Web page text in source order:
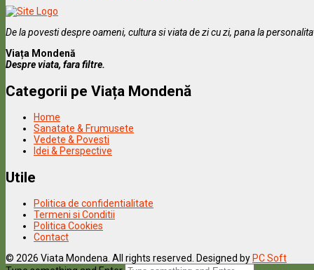
De la povesti despre oameni, cultura si viata de zi cu zi, pana la
Viața Mondenă
Despre viata, fara filtre.
Categorii pe Viața Mondenă
Home
Sanatate & Frumusete
Vedete & Povesti
Idei & Perspective
Utile
Politica de confidentialitate
Termeni si Conditii
Politica Cookies
Contact
© 2026 Viata Mondena. All rights reserved. Designed by PC Soft